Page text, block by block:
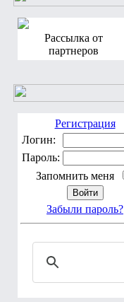
Рассылка от
партнеров
Регистрация
Логин:
Пароль:
Запомнить меня
Забыли пароль?